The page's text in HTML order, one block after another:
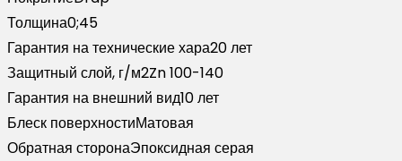
Толщина0;45
Гарантия на технические хара20 лет
Защитный слой, г/м2Zn 100-140
Гарантия на внешний вид10 лет
Блеск поверхностиМатовая
Обратная сторонаЭпоксидная серая